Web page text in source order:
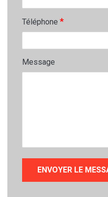
Téléphone *
Message